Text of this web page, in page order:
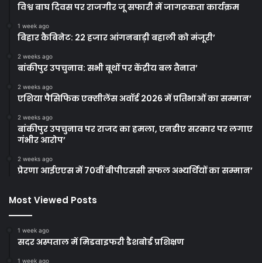
विश्व बाघ दिवस पर राजगीर जू सफारी में जागरूकता कार्यक्रम
1 week ago
बिहार कैबिनेट: 22 हजार आंगनबाड़ी बहाली को मंजूरी’
2 weeks ago
बांकीपुर उपचुनाव: सभी बूथों पर केंद्रीय बल तैनात’
2 weeks ago
एशिया पैसिफिक एक्सीलेंस अवॉर्ड 2026 में प्रतिभाओं का सम्मान’
2 weeks ago
बांकीपुर उपचुनाव पर राजद का हमला, एनडीए सरकार पर लगाए
गंभीर आरोप’
2 weeks ago
प्रेरणा आईएएस में 70वीं बीपीएससी सफल अभ्यर्थियों का सम्मान’
Most Viewed Posts
1 week ago
सदर अस्पताल में मिडवाइफरी डैशबोर्ड प्रशिक्षण
1 week ago